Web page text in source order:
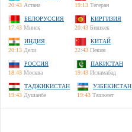
20:43 Астана
19:13 Тегеран
БЕЛОРУССИЯ
17:43 Минск
КИРГИЗИЯ
20:43 Бишкек
ИНДИЯ
20:13 Дели
КИТАЙ
22:43 Пекин
РОССИЯ
18:43 Москва
ПАКИСТАН
19:43 Исламабад
ТАДЖИКИСТАН
19:43 Душанбе
УЗБЕКИСТАН
19:43 Ташкент